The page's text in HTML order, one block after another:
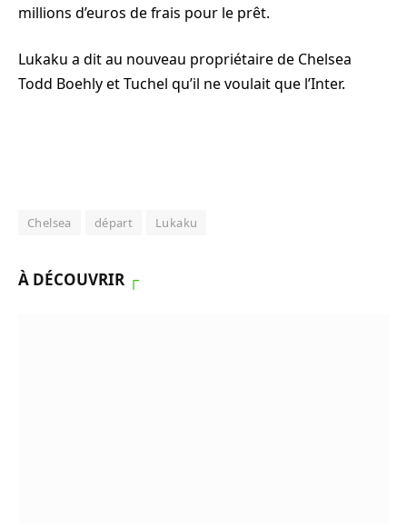
millions d’euros de frais pour le prêt.
Lukaku a dit au nouveau propriétaire de Chelsea
Todd Boehly et Tuchel qu’il ne voulait que l’Inter.
Chelsea départ Lukaku
À DÉCOUVRIR ┌